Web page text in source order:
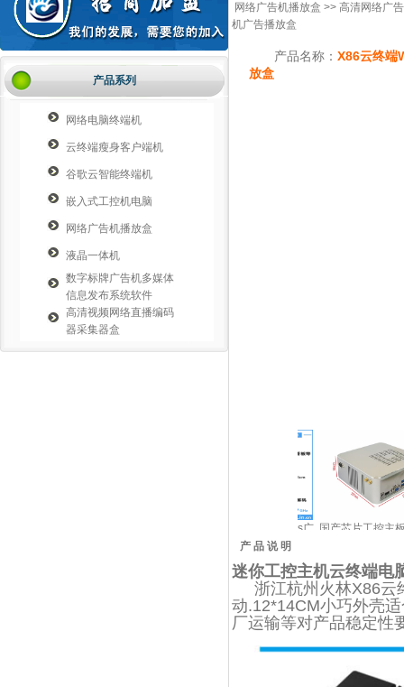
产品系列
网络电脑终端机
云终端瘦身客户端机
谷歌云智能终端机
嵌入式工控机电脑
网络广告机播放盒
液晶一体机
数字标牌广告机多媒体
信息发布系统软件
高清视频网络直播编码
器采集器盒
网络广告机播放盒 >> 高清网络广
机广告播放盒
产品名称： X86云终端
放盒
告机4K显示解码广告播放
国产芯片工控主板U6580
国产CPU工控电脑提升国
产工控机性能
产 品 说 明
迷你工控主机云终端电
浙江杭州火林X86云
动.12*14CM小巧外壳
厂运输等对产品稳定性